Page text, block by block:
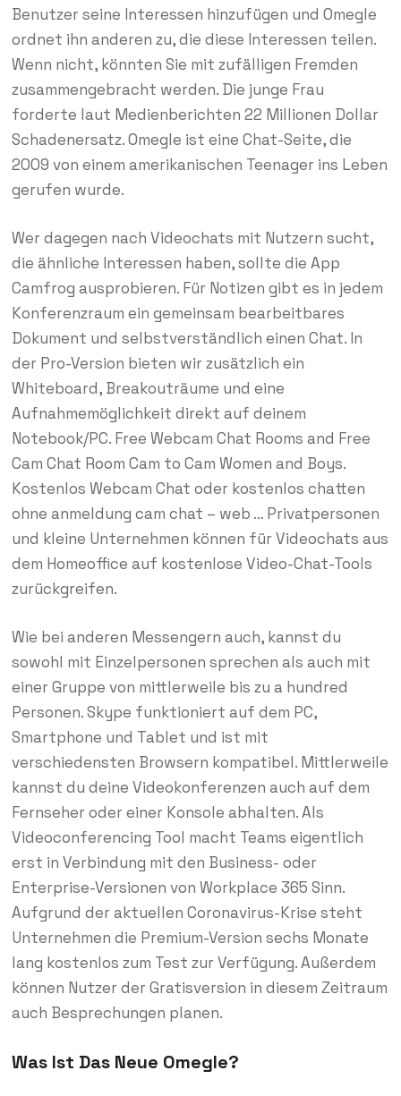
Benutzer seine Interessen hinzufügen und Omegle
ordnet ihn anderen zu, die diese Interessen teilen.
Wenn nicht, könnten Sie mit zufälligen Fremden
zusammengebracht werden. Die junge Frau
forderte laut Medienberichten 22 Millionen Dollar
Schadenersatz. Omegle ist eine Chat-Seite, die
2009 von einem amerikanischen Teenager ins Leben
gerufen wurde.
Wer dagegen nach Videochats mit Nutzern sucht,
die ähnliche Interessen haben, sollte die App
Camfrog ausprobieren. Für Notizen gibt es in jedem
Konferenzraum ein gemeinsam bearbeitbares
Dokument und selbstverständlich einen Chat. In
der Pro-Version bieten wir zusätzlich ein
Whiteboard, Breakouträume und eine
Aufnahmemöglichkeit direkt auf deinem
Notebook/PC. Free Webcam Chat Rooms and Free
Cam Chat Room Cam to Cam Women and Boys.
Kostenlos Webcam Chat oder kostenlos chatten
ohne anmeldung cam chat – web … Privatpersonen
und kleine Unternehmen können für Videochats aus
dem Homeoffice auf kostenlose Video-Chat-Tools
zurückgreifen.
Wie bei anderen Messengern auch, kannst du
sowohl mit Einzelpersonen sprechen als auch mit
einer Gruppe von mittlerweile bis zu a hundred
Personen. Skype funktioniert auf dem PC,
Smartphone und Tablet und ist mit
verschiedensten Browsern kompatibel. Mittlerweile
kannst du deine Videokonferenzen auch auf dem
Fernseher oder einer Konsole abhalten. Als
Videoconferencing Tool macht Teams eigentlich
erst in Verbindung mit den Business- oder
Enterprise-Versionen von Workplace 365 Sinn.
Aufgrund der aktuellen Coronavirus-Krise steht
Unternehmen die Premium-Version sechs Monate
lang kostenlos zum Test zur Verfügung. Außerdem
können Nutzer der Gratisversion in diesem Zeitraum
auch Besprechungen planen.
Was Ist Das Neue Omegle?